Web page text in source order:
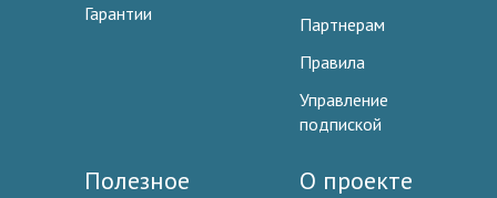
Гарантии
Партнерам
Правила
Управление
подпиской
Полезное О проекте